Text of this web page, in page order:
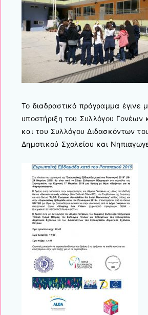
Το διαδραστικό πρόγραμμα έγινε
υποστήριξη του Συλλόγου Γονέων
και του Συλλόγου Διδασκόντων
Δημοτικού Σχολείου και